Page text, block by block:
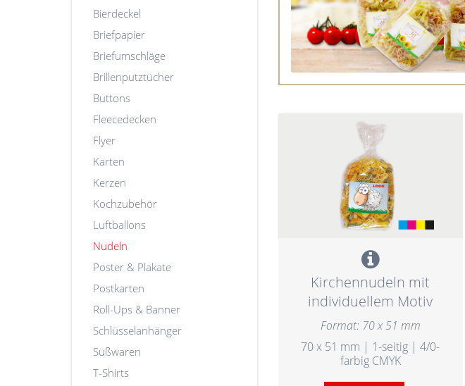
Bierdeckel
Briefpapier
Briefumschläge
Brillenputztücher
Buttons
Fleecedecken
Flyer
Karten
Kerzen
Kochzubehör
Luftballons
Nudeln
Poster & Plakate
Postkarten
Roll-Ups & Banner
Schlüsselanhänger
Süßwaren
T-Shirts
Kirchennudeln mit
individuellem Motiv
Format: 70 x 51 mm
70 x 51 mm | 1-seitig | 4/0-
farbig CMYK